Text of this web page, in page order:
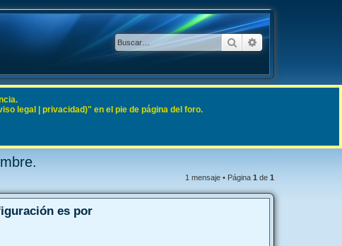
BuscarBúsqueda
1 mensaje • Página 1 de 1
es por
legal | privacidad)" en el pie de página del foro.